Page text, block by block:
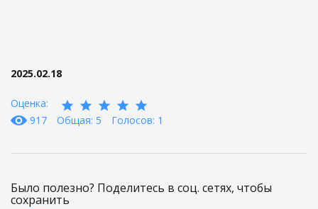
2025.02.18
Оценка:
917
Общая: 5 Голосов: 1
Было полезно? Поделитесь в соц. сетях, чтобы
сохранить